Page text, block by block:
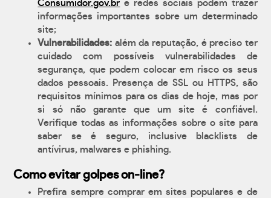
Consumidor.gov.br e redes sociais podem trazer
informações importantes sobre um determinado
site;
Vulnerabilidades: além da reputação, é preciso ter
cuidado com possíveis vulnerabilidades de
segurança, que podem colocar em risco os seus
dados pessoais. Presença de SSL ou HTTPS, são
requisitos mínimos para os dias de hoje, mas por
si só não garante que um site é confiável.
Verifique todas as informações sobre o site para
saber se é seguro, inclusive blacklists de
antívirus, malwares e phishing.
Como evitar golpes on-line?
Prefira sempre comprar em sites populares e de